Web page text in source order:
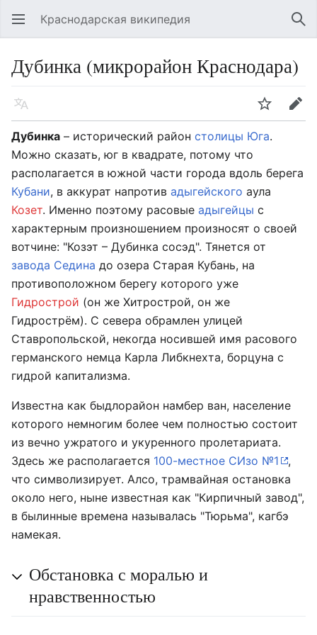
Открыть главное меню Краснодарская википедия
Дубинка (микрорайон Краснодара)
Язык Следить
Дубинка – исторический район столицы Юга.
Можно сказать, юг в квадрате, потому что
располагается в южной части города вдоль берега
Кубани, в аккурат напротив адыгейского аула
Козет. Именно поэтому расовые адыгейцы с
характерным произношением произносят о своей
вотчине: "Козэт – Дубинка сосэд". Тянется от
завода Седина до озера Старая Кубань, на
противоположном берегу которого уже
Гидрострой (он же Хитрострой, он же
Гидрострём). С севера обрамлен улицей
Ставропольской, некогда носившей имя расового
германского немца Карла Либкнехта, борцуна с
гидрой капитализма.
Известна как быдлорайон намбер ван, население
которого немногим более чем полностью состоит
из вечно ужратого и укуренного пролетариата.
Здесь же располагается 100-местное СИзо №1
,
что символизирует. Алсо, трамвайная остановка
около него, ныне известная как "Кирпичный завод",
в былинные времена называлась "Тюрьма", кагбэ
намекая.
Обстановка с моралью и
нравственностью